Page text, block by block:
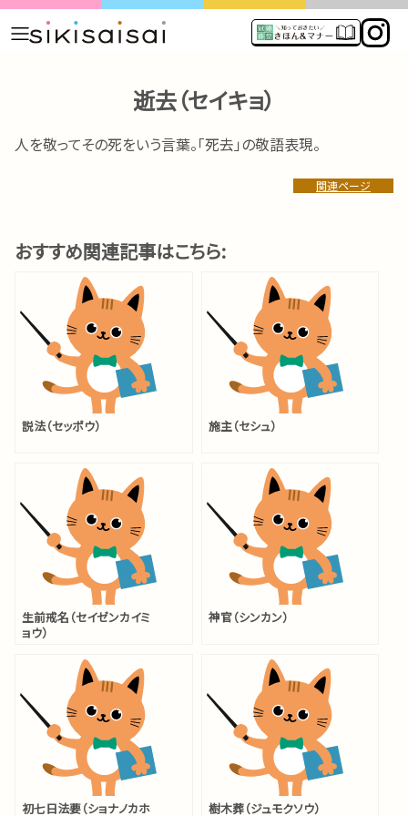
逝去（セイキョ）
人を敬ってその死をいう言葉。「死去」の敬語表現。
関連ページ
おすすめ関連記事はこちら:
説法（セッポウ） 施主（セシュ）
生前戒名（セイゼンカイミ
ョウ）
神官（シンカン）
初七日法要（ショナノカホ
樹木葬（ジュモクソウ）